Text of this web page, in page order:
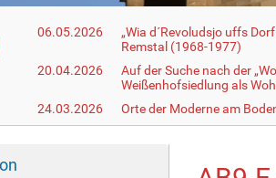
06.05.2026
„Wia d´Revoludsjo uffs
Remstal (1968-1977)
20.04.2026
Auf der Suche nach der
Weißenhofsiedlung als
24.03.2026
Orte der Moderne am